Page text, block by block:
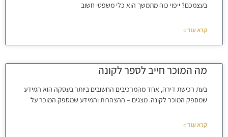
בעצמכם? ייפוי כוח מתמשך הוא כלי משפטי חשוב
קרא עוד »
מה המוכר חייב לספר לקונה
בעת רכישת דירה, אחד מהמרכיבים החשובים ביותר בעסקה הוא המידע
שמספק המוכר לקונה. מצגים – ההצהרות והמידע שמספק המוכר על
קרא עוד »